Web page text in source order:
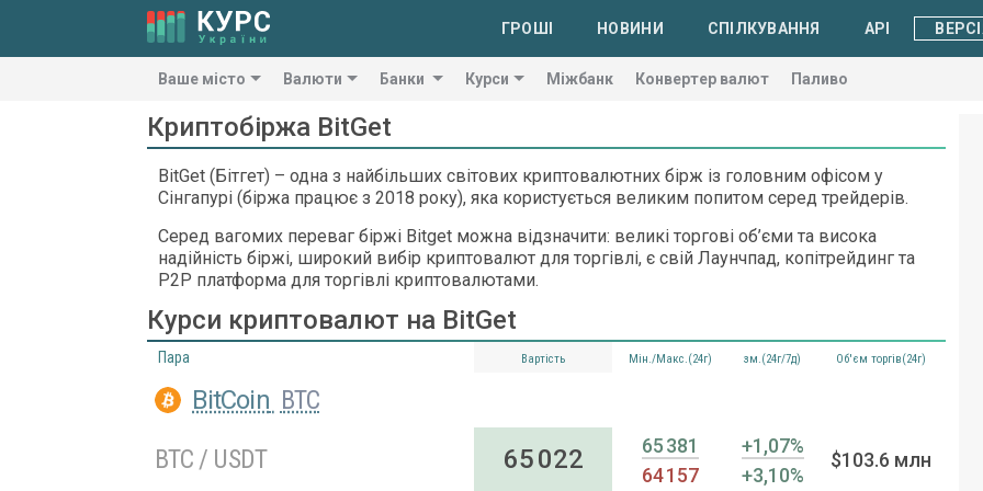
ГРОШІ НОВИНИ СПІЛКУВАННЯ API
Ваше місто Валюти Банки Курси Міжбанк Конвертер валют Паливо
Криптобіржа BitGet
BitGet (Бітгет) – одна з найбільших світових криптовалютних бірж із головним офісом у
Сінгапурі (біржа працює з 2018 року), яка користується великим попитом серед трейдерів.
Серед вагомих переваг біржі Bitget можна відзначити: великі торгові об’єми та висока
надійність біржі, широкий вибір криптовалют для торгівлі, є свій Лаунчпад, копітрейдинг та
P2P платформа для торгівлі криптовалютами.
Курси криптовалют на BitGet
Пара Вартість Мін./Макс.(24г) зм.(24г/7д) Об'єм торгів(24г)
BitCoin BTC
BTC / USDT
65 022
65 381
64 157
+1,07%
+3,10%
$103.6 млн